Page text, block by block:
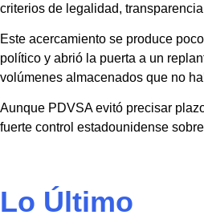
criterios de legalidad,
Este acercamiento se produce
político y abrió la puerta a un
volúmenes almacenados que no
Aunque PDVSA evitó precisar
fuerte control estadounidense
Lo Último